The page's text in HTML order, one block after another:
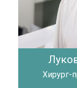
Хирург-